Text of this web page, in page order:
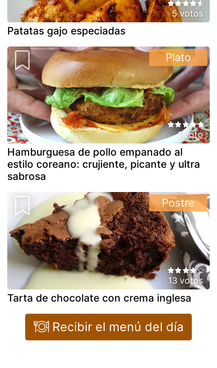
5 votos
Patatas gajo especiadas
1 voto
Hamburguesa de pollo empanado al
estilo coreano: crujiente, picante y ultra
sabrosa
Plato
13 votos
Tarta de chocolate con crema inglesa
Postre
Recibir el menú del día